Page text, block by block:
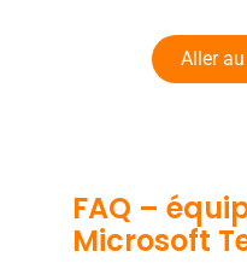
Aller
FAQ –
Microsoft